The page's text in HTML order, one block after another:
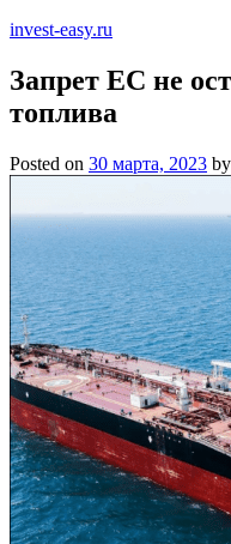
invest-easy.ru
Запрет ЕС не
топлива
Posted on 30 марта, 2023 by